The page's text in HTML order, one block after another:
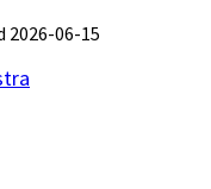
2026-06-15